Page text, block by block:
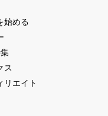
始める
ス
リエイト